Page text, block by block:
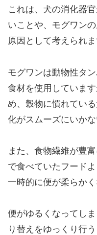
これは、犬の消化器
いことや、モグワン
原因として考えられま
モグワンは動物性タ
食材を使用していま
め、穀物に慣れてい
化がスムーズにいかな
また、食物繊維が豊
で食べていたフード
一時的に便が柔らか
便がゆるくなってし
り替えをゆっくり行